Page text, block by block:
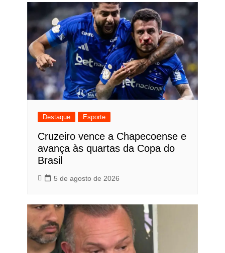
Destaque Esporte
Cruzeiro vence a Chapecoense e
avança às quartas da Copa do
Brasil
5 de agosto de 2026